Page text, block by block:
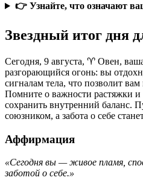
👉 Узнайте, что означают
Звездный итог дня
Сегодня, 9 августа, ♈ Овен,
разгорающийся огонь: вы
сигналам тела, что позволит вам
Помните о важности растяжки и
сохранить внутренний баланс.
союзником, а забота о себе
Аффирмация
«Сегодня вы — живое пламя,
заботой о себе.»